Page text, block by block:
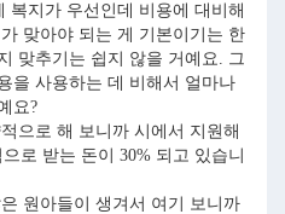
복지가 우선인데 비용에 대비해
맞아야 되는 게 기본이기는 한
맞추기는 쉽지 않을 거예요. 그
을 사용하는 데 비해서 얼마나
요?
으로 해 보니까 시에서 지원해
로 받는 돈이 30% 되고 있습니
원아들이 생겨서 여기 보니까